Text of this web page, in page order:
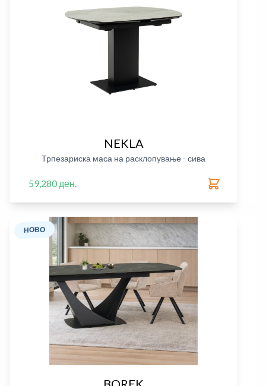
NEKLA
Трпезариска маса на расклопување - сива
59,280 ден.
НОВО